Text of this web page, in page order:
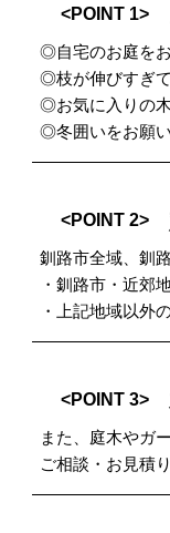
<POINT 1>
◎自宅のお庭を
◎枝が伸びすぎ
◎お気に入りの
◎冬囲いをお願い
<POINT 2>
釧路市全域、釧
・釧路市・近郊
・上記地域以外
<POINT 3>
また、庭木やガ
ご相談・お見積